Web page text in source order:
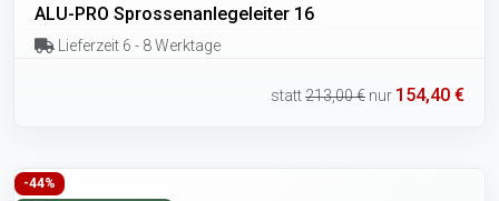
ALU-PRO Sprossenanlegeleiter 16
Lieferzeit 6 - 8 Werktage
statt213,00 € nur 154,40 €
-44%